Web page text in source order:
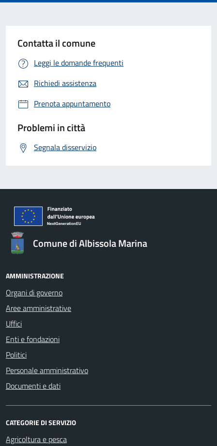
Contatta il comune
Leggi le domande frequenti
Richiedi assistenza
Prenota appuntamento
Problemi in città
Segnala disservizio
Comune di Albissola Marina
AMMINISTRAZIONE
Organi di governo
Aree amministrative
Uffici
Enti e fondazioni
Politici
Personale amministrativo
Documenti e dati
CATEGORIE DI SERVIZIO
Agricoltura e pesca